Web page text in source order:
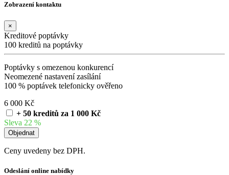
Zobrazení kontaktu
×
Kreditové poptávky
100 kreditů na poptávky
Poptávky s omezenou konkurencí
Neomezené nastavení zasílání
100 % poptávek telefonicky ověřeno
6 000 Kč
+ 50 kreditů za 1 000 Kč
Sleva 22 %
Ceny uvedeny bez DPH.
Odeslání online nabídky